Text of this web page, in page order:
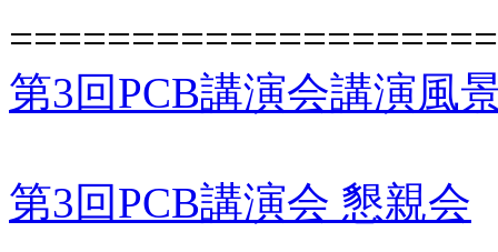
第3回PCB講演会講演風
第3回PCB講演会 懇親会